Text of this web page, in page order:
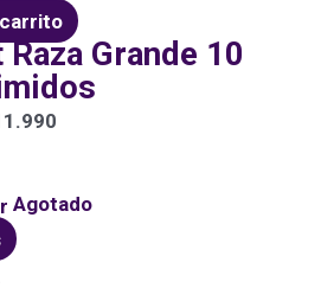
Raza Grande 10
precio
actual
es:
Agotado
El